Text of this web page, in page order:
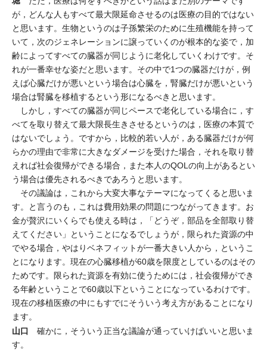
が，どんな人もすべて最大限延命させるのは医療の目的ではない
と思います。生物というのは子孫繁栄のために生殖機能を持って
いて，次のジェネレーションに譲っていくのが根本的な姿で，加
齢によってすべての臓器が同じように老化していくわけです。そ
れが一番幸せな姿だと思います。その中で1つの臓器だけが，例
えば心臓だけが悪いという場合は心臓を，腎臓だけが悪いという
場合は腎臓を移植するという形になるべきと思います。
しかし，すべての臓器が同じペースで老化している場合に，す
べてを取り替えて最大限長生きさせるというのは，医療の本質で
はないでしょう。ですから，比較的若い人が，ある臓器だけが何
らかの理由で非常に大きなダメージを受けた場合，それを取り替
えれば社会復帰ができる場合，また本人のQOLの向上があるとい
う場合は優先されるべきであろうと思います。
その議論は，これから大変大事なテーマになってくると思いま
す。と言うのも，これは費用効果の問題につながってきます。お
金が贅沢にいくらでも使える時は，「どうぞ，部品を全部取り替
えてください」ということになるでしょうが，限られた資源の中
でやる場合，やはりベネフィットが一番大きい人から，というこ
とになります。現在の心臓移植が60歳を限度としているのはその
ためです。限られた資源を有効に使うためには，社会復帰ができ
る年齢ということで60歳以下ということになっているわけです。
現在の移植医療の中にもすでにそういう考え方があることになり
ます。
山口 確かに，そういう正当な議論が通っていけばいいと思いま
す。